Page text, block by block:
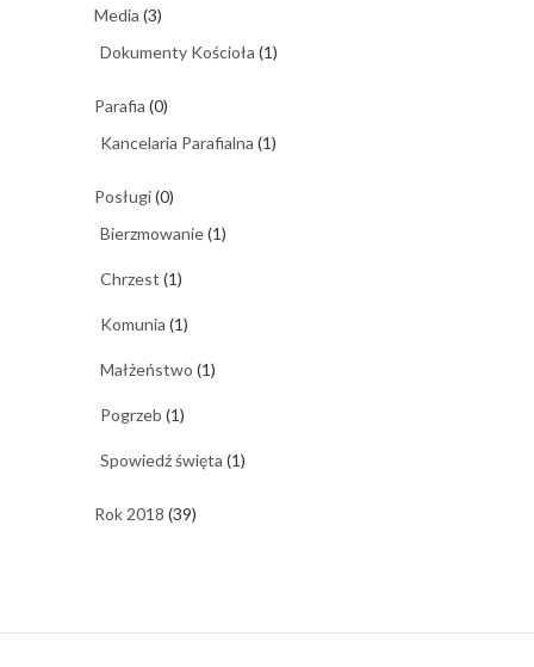
Media (3)
Dokumenty Kościoła (1)
Parafia (0)
Kancelaria Parafialna (1)
Posługi(0)
Bierzmowanie(1)
Chrzest (1)
Komunia (1)
Małżeństwo (1)
Pogrzeb (1)
Spowiedź święta (1)
Rok 2018 (39)